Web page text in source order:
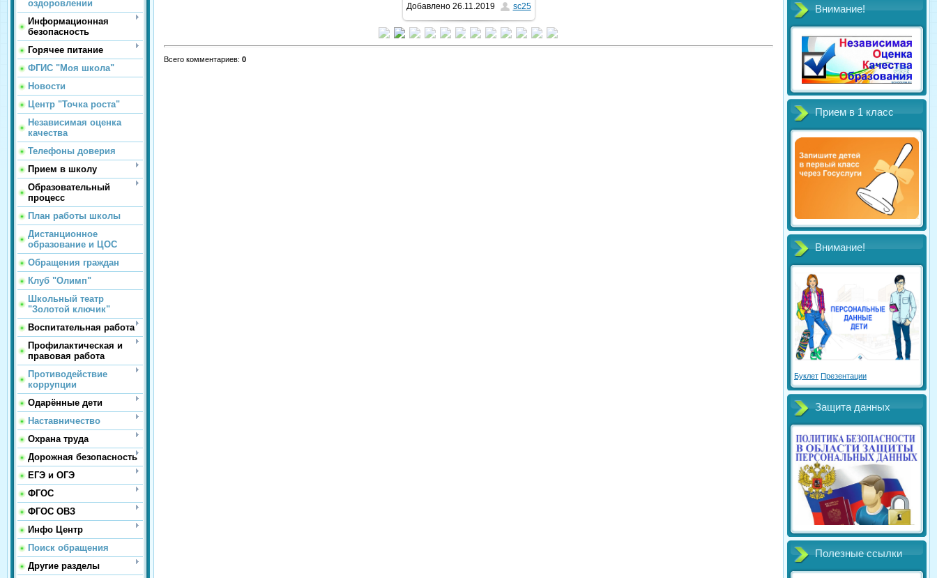
оздоровлении
Информационная
безопасность
Горячее питание
ФГИС "Моя школа"
Новости
Центр "Точка роста"
Независимая оценка
качества
Телефоны доверия
Прием в школу
Образовательный
процесс
План работы школы
Дистанционное
образование и ЦОС
Обращения граждан
Клуб "Олимп"
Школьный театр
"Золотой ключик"
Воспитательная работа
Профилактическая и
правовая работа
Противодействие
коррупции
Одарённые дети
Наставничество
Охрана труда
Дорожная безопасность
ЕГЭ и ОГЭ
ФГОС
ФГОС ОВЗ
Инфо Центр
Поиск обращения
Другие разделы
768x1024/ 251.7Kb
Добавлено26.11.2019 sc25
Всего комментариев: 0
Внимание!
Прием в 1 класс
Внимание!
Буклет Презентации
Защита данных
Полезные ссылки